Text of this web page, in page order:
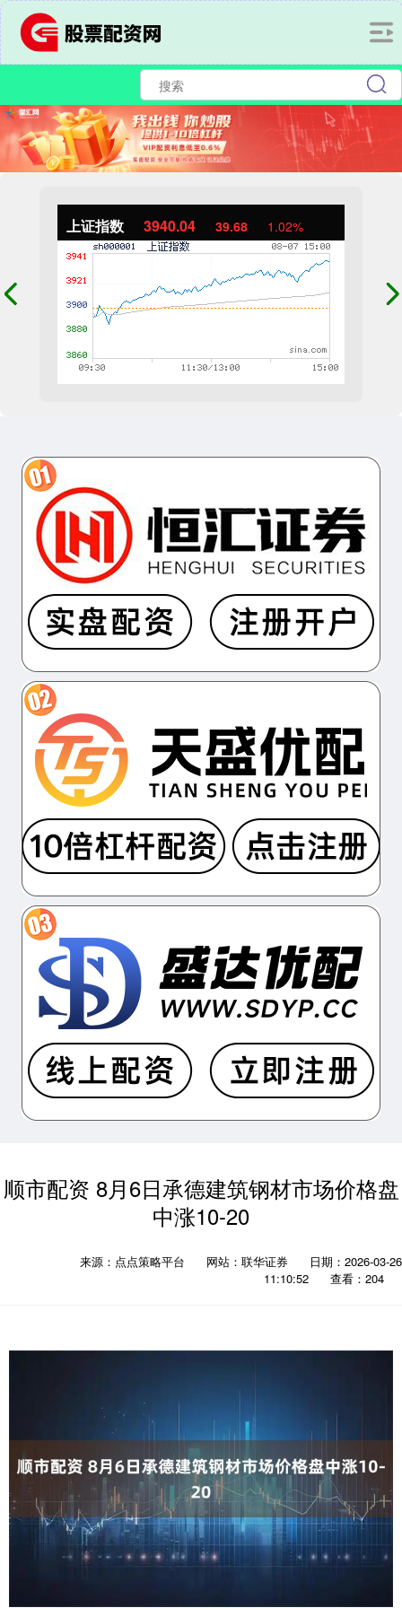
上证指数 3940.04 39.68 1.02%
顺市配资 8月6日承德建筑钢材市场价格盘
中涨10-20
来源：点点策略平台 网站：联华证券
日期：2026-03-26
11:10:52
查看：204